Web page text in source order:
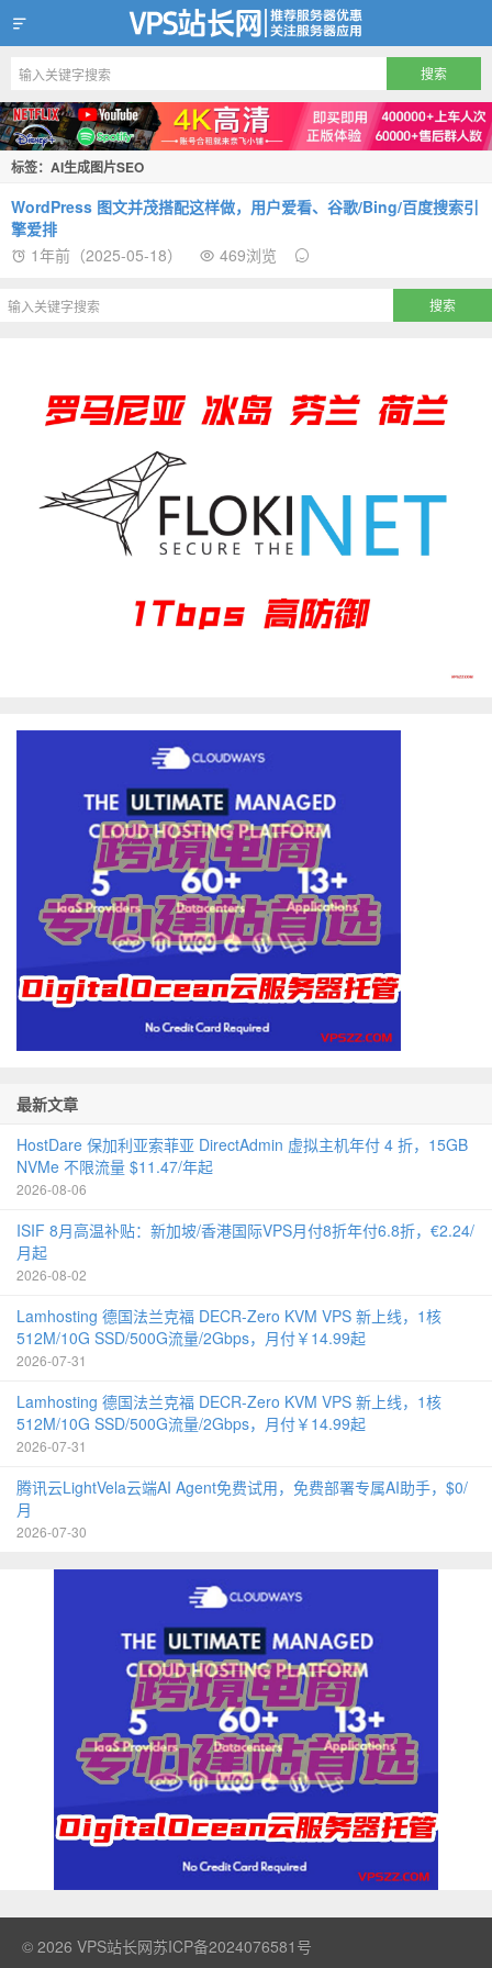
VPS站长网
标签：AI生成图片SEO
WordPress 图文并茂搭配这样做，用户爱看、谷歌/Bing/百度搜索引
擎爱排
1年前（2025-05-18）
469浏览
最新文章
HostDare 保加利亚索菲亚 DirectAdmin 虚拟主机年付 4 折，15GB
NVMe 不限流量 $11.47/年起
2026-08-06
ISIF 8月高温补贴：新加坡/香港国际VPS月付8折年付6.8折，€2.24/
月起
2026-08-02
Lamhosting 德国法兰克福 DECR-Zero KVM VPS 新上线，1核
512M/10G SSD/500G流量/2Gbps，月付￥14.99起
2026-07-31
Lamhosting 德国法兰克福 DECR-Zero KVM VPS 新上线，1核
512M/10G SSD/500G流量/2Gbps，月付￥14.99起
2026-07-31
腾讯云LightVela云端AI Agent免费试用，免费部署专属AI助手，$0/
月
2026-07-30
© 2026 VPS站长网苏ICP备2024076581号